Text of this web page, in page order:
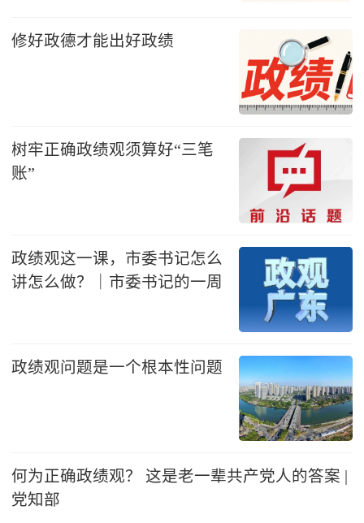
修好政德才能出好政绩
树牢正确政绩观须算好“三笔
账”
政绩观这一课，市委书记怎么
讲怎么做？｜市委书记的一周
政绩观问题是一个根本性问题
何为正确政绩观？ 这是老一辈共产党人的答案 |
党知部